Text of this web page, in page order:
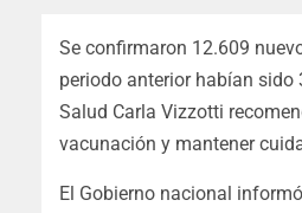
Se confirmaron 12.609
periodo anterior habían sido
Salud Carla Vizzotti
vacunación y mantener
El Gobierno nacional